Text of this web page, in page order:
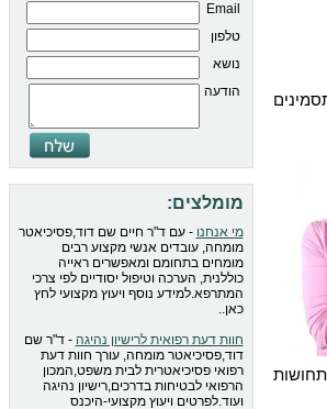
Email
טלפון
נושא
הודעה
מומלצים:
מי אנחנו - עם ד"ר חיים שם דוד,פסיכיאטר
מומחה, עובדים אנשי מקצוע רבים
מומחים בתחומם ומאפשרים ראייה
כוללנית, הערכה וטיפול יסודיים לפי צרכי
המתרפא.למידע נוסף ויעוץ מקצועי לחץ
כאן..
חוות דעת רפואית לרישיון נהיגה - ד"ר שם
דוד,פסיכיאטר מומחה, עורך חוות דעת
רפואי פסיכיאטרית לבית משפט,המכון
הרפואי לבטיחות בדרכים,רישיון נהיגה
ועוד.לפרטים ויעוץ מקצועי-היכנס